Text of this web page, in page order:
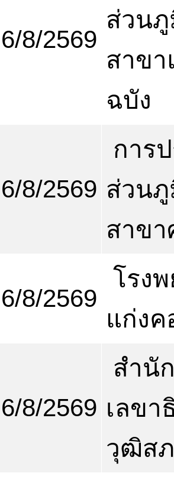
6/8/2569
ส่วน
สาข
ฉบัง
6/8/2569
การ
ส่วน
สาขา
6/8/2569
โรง
แก่งค
6/8/2569
สำนั
เลขา
วุฒิส